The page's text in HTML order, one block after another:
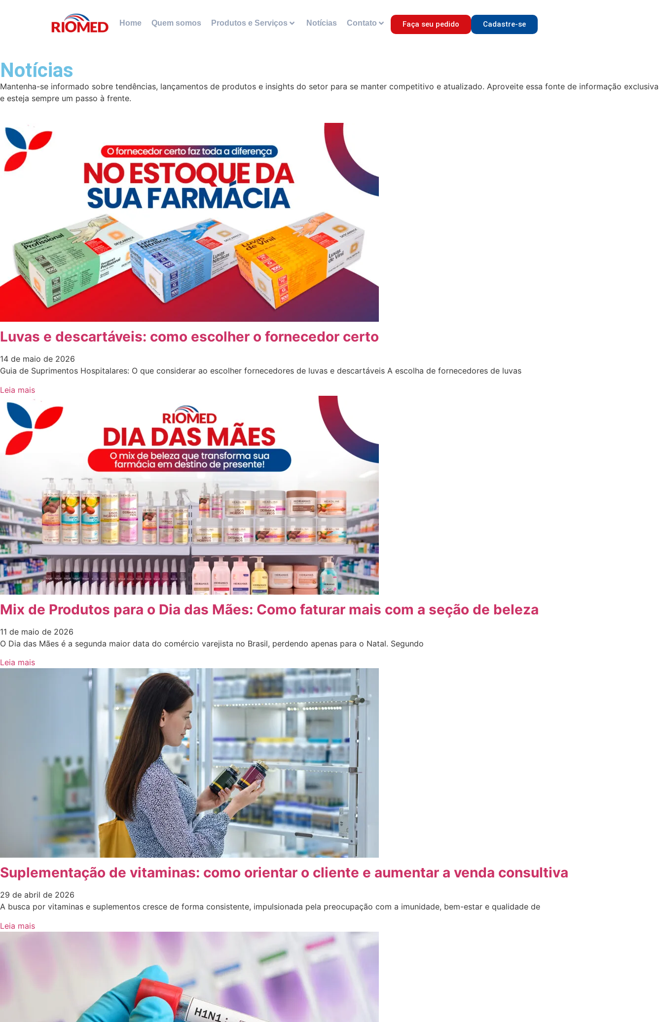
Home Quem somos Produtos e Serviços Notícias Contato Faça seu pedido Cadastre-se
Notícias
Mantenha-se informado sobre tendências, lançamentos de produtos e insights do setor para se manter competitivo e atualizado. Aproveite essa fonte de informação exclusiva
e esteja sempre um passo à frente.
Luvas e descartáveis: como escolher o fornecedor certo
14 de maio de 2026
Guia de Suprimentos Hospitalares: O que considerar ao escolher fornecedores de luvas e descartáveis A escolha de fornecedores de luvas
Leia mais
Mix de Produtos para o Dia das Mães: Como faturar mais com a seção de beleza
11 de maio de 2026
O Dia das Mães é a segunda maior data do comércio varejista no Brasil, perdendo apenas para o Natal. Segundo
Leia mais
Suplementação de vitaminas: como orientar o cliente e aumentar a venda consultiva
29 de abril de 2026
A busca por vitaminas e suplementos cresce de forma consistente, impulsionada pela preocupação com a imunidade, bem-estar e qualidade de
Leia mais